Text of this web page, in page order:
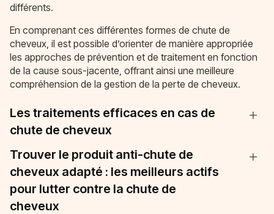
différents.
En comprenant ces différentes formes de chute de
cheveux, il est possible d’orienter de manière appropriée
les approches de prévention et de traitement en fonction
de la cause sous-jacente, offrant ainsi une meilleure
compréhension de la gestion de la perte de cheveux.
Les traitements efficaces en cas de
chute de cheveux
Trouver le produit anti-chute de
cheveux adapté : les meilleurs actifs
pour lutter contre la chute de
cheveux